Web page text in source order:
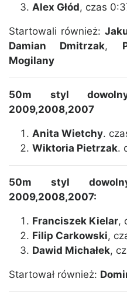
Alex Głód, czas
Startowali również:
Damian Dmitrzak,
Mogilany
50m styl
2009,2008,2007
Anita Wietchy.
Wiktoria Pietrzak.
50m styl
2009,2008,2007:
Franciszek Kielar,
Filip Carkowski,
Dawid Michałek,
Startował również: